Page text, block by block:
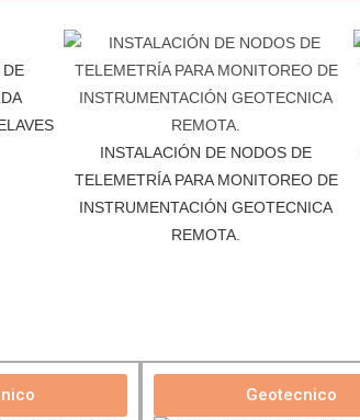
INSTALACIÓN DE NODOS DE
TELEMETRÍA PARA MONITOREO DE
INSTRUMENTACIÓN GEOTECNICA
REMOTA.
Geotecnico